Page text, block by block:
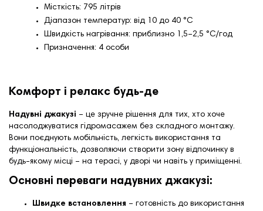
Місткість: 795 літрів
Діапазон температур: від 10 до 40 °C
Швидкість нагрівання: приблизно 1,5–2,5 °C/год
Призначення: 4 особи
Комфорт і релакс будь-де
Надувні джакузі – це зручне рішення для тих, хто хоче
насолоджуватися гідромасажем без складного монтажу.
Вони поєднують мобільність, легкість використання та
функціональність, дозволяючи створити зону відпочинку в
будь-якому місці – на терасі, у дворі чи навіть у приміщенні.
Основні переваги надувних джакузі:
Швидке встановлення – готовність до використання